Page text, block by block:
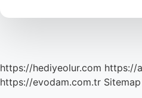
?
https://hediyeolur.com https://
https://evodam.com.tr Sitemap